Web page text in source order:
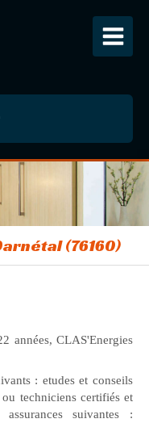
(76160)
années, CLAS'Energies
: etudes et conseils
techniciens certifiés et
suivantes :